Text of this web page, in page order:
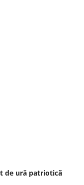
de ură patriotică